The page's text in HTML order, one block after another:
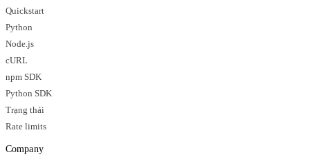
Quickstart
Python
Node.js
cURL
npm SDK
Python SDK
Trạng thái
Rate limits
Company